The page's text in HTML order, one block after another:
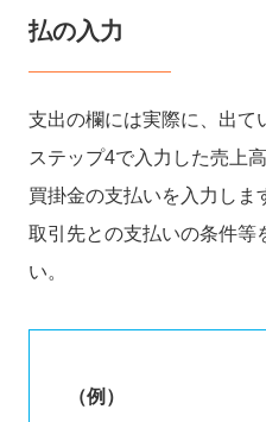
払の入力
支出の欄には実際に、出て
ステップ4で入力した売上
買掛金の支払いを入力しま
取引先との支払いの条件等
い。
（例）